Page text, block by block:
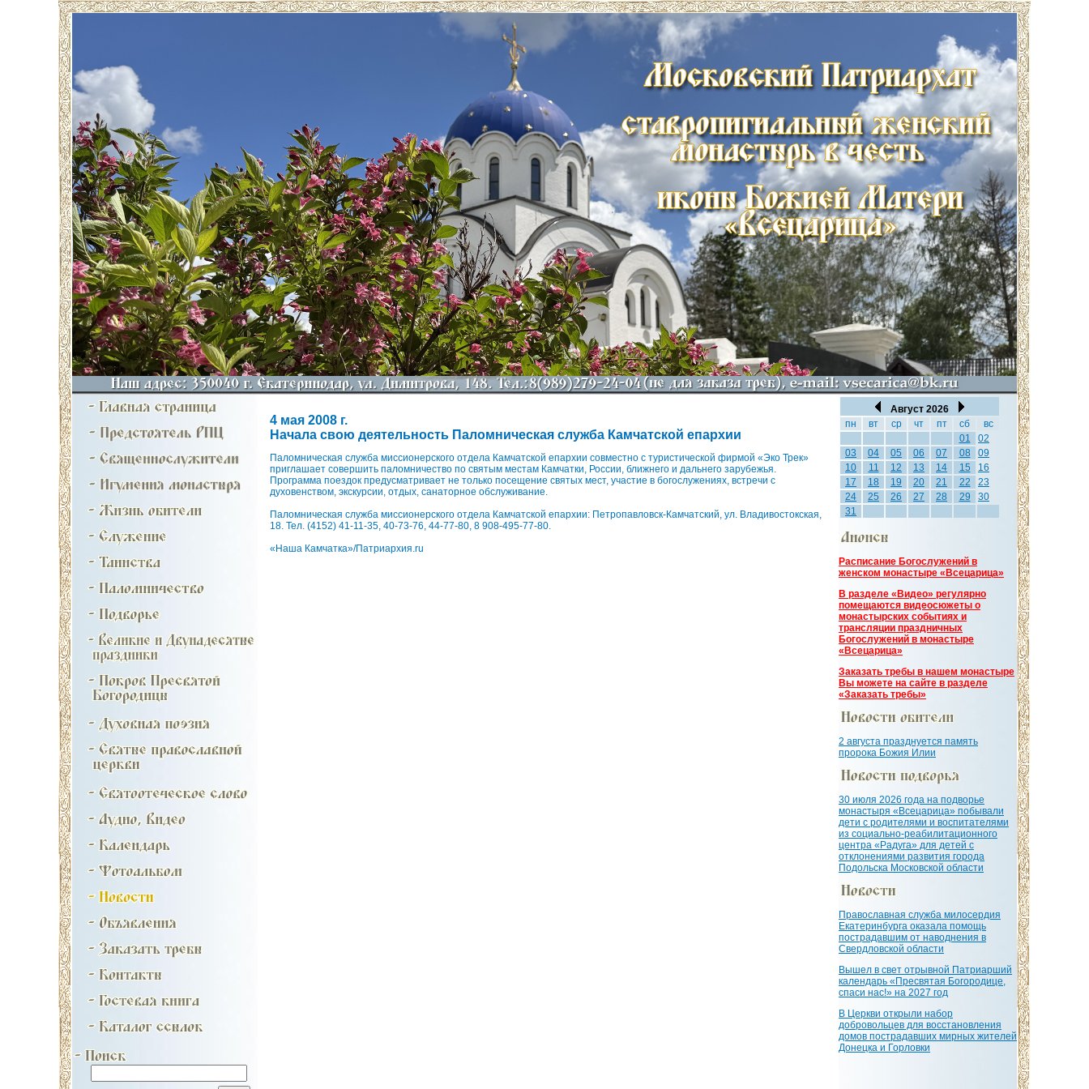
4 мая 2008 г.
Начала свою деятельность Паломническая служба Камчатской епархии
Паломническая служба миссионерского отдела Камчатской епархии совместно с туристической фирмой «Эко Трек»
приглашает совершить паломничество по святым местам Камчатки, России, ближнего и дальнего зарубежья.
Программа поездок предусматривает не только посещение святых мест, участие в богослужениях, встречи с
духовенством, экскурсии, отдых, санаторное обслуживание.
Паломническая служба миссионерского отдела Камчатской епархии: Петропавловск-Камчатский, ул. Владивостокская,
18. Тел. (4152) 41-11-35, 40-73-76, 44-77-80, 8 908-495-77-80.
«Наша Камчатка»/Патриархия.ru
Август 2026
пн
вт ср чт пт сб
вс
01
02
03
04 05 06 07 08
09
10
11 12 13 14 15
16
17
18 19 20 21 22
23
24
25 26 27 28 29
30
31
Расписание Богослужений в
женском монастыре «Всецарица»
В разделе «Видео» регулярно
помещаются видеосюжеты о
монастырских событиях и
трансляции праздничных
Богослужений в монастыре
«Всецарица»
Заказать требы в нашем монастыре
Вы можете на сайте в разделе
«Заказать требы»
2 августа празднуется память
пророка Божия Илии
30 июля 2026 года на подворье
монастыря «Всецарица» побывали
дети с родителями и воспитателями
из социально-реабилитационного
центра «Радуга» для детей с
отклонениями развития города
Подольска Московской области
Православная служба милосердия
Екатеринбурга оказала помощь
пострадавшим от наводнения в
Свердловской области
Вышел в свет отрывной Патриарший
календарь «Пресвятая Богородице,
спаси нас!» на 2027 год
В Церкви открыли набор
добровольцев для восстановления
домов пострадавших мирных жителей
Донецка и Горловки